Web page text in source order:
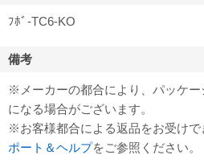
ﾌﾎﾞ-TC6-KO
備考
※メーカーの都合により、パッケ
になる場合がございます。
※お客様都合による返品をお受け
ポート＆ヘルプをご参照ください。